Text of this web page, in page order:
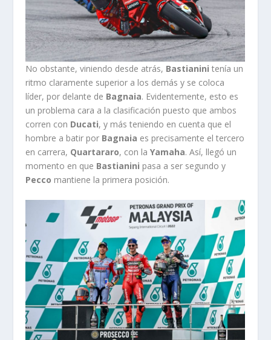
No obstante, viniendo desde atrás, Bastianini tenía un
ritmo claramente superior a los demás y se coloca
líder, por delante de Bagnaia. Evidentemente, esto es
un problema cara a la clasificación puesto que ambos
corren con Ducati, y más teniendo en cuenta que el
hombre a batir por Bagnaia es precisamente el tercero
en carrera, Quartararo, con laYamaha. Así, llegó un
momento en que Bastianini pasa a ser segundo y
Pecco mantiene la primera posición.